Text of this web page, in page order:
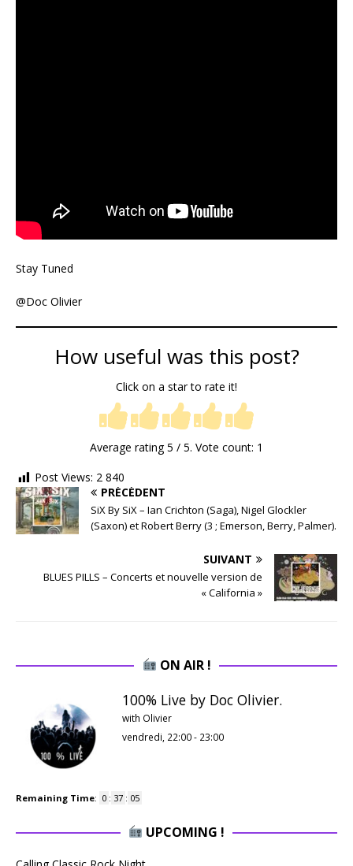
Stay Tuned
@Doc Olivier
How useful was this post?
Click on a star to rate it!
Average rating5 / 5. Vote count: 1
Post Views: 2 840
PRÉCÉDENT
SiX By SiX – Ian Crichton (Saga), Nigel Glockler
(Saxon) et Robert Berry (3 ; Emerson, Berry, Palmer).
SUIVANT
BLUES PILLS – Concerts et nouvelle version de
« California »
ON AIR !
100% Live by Doc Olivier.
with Olivier
vendredi, 22:00- 23:00
Remaining Time: 0 : 37 : 04
UPCOMING !